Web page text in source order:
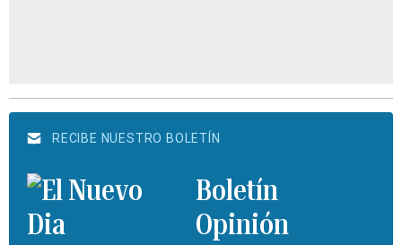
RECIBE NUESTRO BOLETÍN
Boletín
Opinión